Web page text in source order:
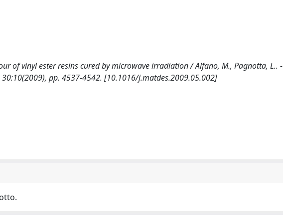
of vinyl ester resins cured by microwave irradiation / Alfano, M., Pagnotta, L..
- 30:10(2009), pp. 4537-4542. [10.1016/j.matdes.2009.05.002]